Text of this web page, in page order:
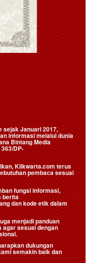
sejak Januari 2017,
informasi melalui dunia
Bintang Media
DP-
Klikwarta.com terus
pembaca sesuai
fungsi informasi,
berita
dan kode etik dalam
menjadi panduan
sesuai dengan
dukungan
semakin baik dan